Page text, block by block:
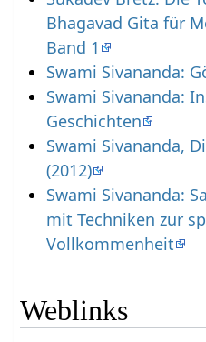
Bhagavad Gita für
Band 1
Swami Sivananda:
Swami Sivananda:
Geschichten
Swami Sivananda,
(2012)
Swami Sivananda:
mit Techniken zur
Vollkommenheit
Weblinks